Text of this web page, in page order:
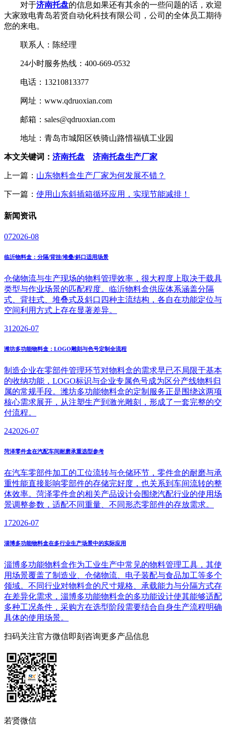
对于济南托盘的信息如果还有其余的一些问题的话，欢迎
大家致电青岛若贤自动化科技有限公司，公司的全体员工期待
您的来电。
联系人：陈经理
24小时服务热线：400-669-0532
电话：13210813377
网址：www.qdruoxian.com
邮箱：sales@qdruoxian.com
地址：青岛市城阳区铁骑山路惜福镇工业园
本文关键词： 济南托盘 济南托盘生产厂家
上一篇： 山东物料盒生产厂家为何发展不错？
下一篇： 使用山东斜插箱循环应用，实现节能减排！
新闻资讯
072026-08
临沂物料盒：分隔/背挂/堆叠/斜口适用场景
仓储物流与生产现场的物料管理效率，很大程度上取决于载具
类型与作业场景的匹配程度。临沂物料盒供应体系涵盖分隔
式、背挂式、堆叠式及斜口四种主流结构，各自在功能定位与
空间利用方式上存在显著差异。
31 2026-07
潍坊多功能物料盒：LOGO雕刻与色号定制全流程
制造企业在零部件管理环节对物料盒的需求早已不局限于基本
的收纳功能，LOGO标识与企业专属色号成为区分产线物料归
属的常规手段。潍坊多功能物料盒的定制服务正是围绕这两项
核心需求展开，从注塑生产到激光雕刻，形成了一套完整的交
付流程。
242026-07
菏泽零件盒在汽配车间耐磨承重选型参考
在汽车零部件加工的工位流转与仓储环节，零件盒的耐磨与承
重性能直接影响零部件的存储完好度，也关系到车间流转的整
体效率。菏泽零件盒的相关产品设计会围绕汽配行业的使用场
景调整参数，适配不同重量、不同形态零部件的存放需求。
172026-07
淄博多功能物料盒在多行业生产场景中的实际应用
淄博多功能物料盒作为工业生产中常见的物料管理工具，其使
用场景覆盖了制造业、仓储物流、电子装配与食品加工等多个
领域。不同行业对物料盒的尺寸规格、承载能力与分隔方式存
在差异化需求，淄博多功能物料盒的多功能设计使其能够适配
多种工况条件，采购方在选型阶段需要结合自身生产流程明确
具体的使用场景。
扫码关注官方微信即刻咨询更多产品信息
若贤微信